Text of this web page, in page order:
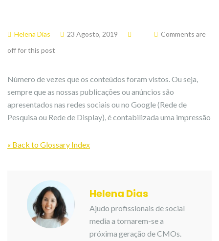
Helena Dias 23 Agosto, 2019
Comments are
off for this post
Número de vezes que os conteúdos foram vistos. Ou seja,
sempre que as nossas publicações ou anúncios são
apresentados nas redes sociais ou no Google (Rede de
Pesquisa ou Rede de Display), é contabilizada uma impressão
« Back to Glossary Index
Helena Dias
Ajudo profissionais de social
media a tornarem-se a
próxima geração de CMOs.